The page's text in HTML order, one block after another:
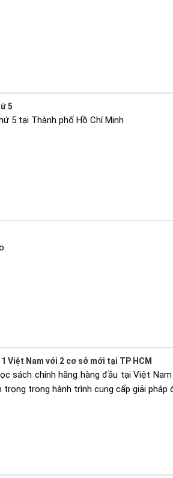
5
5 tại Thành phố Hồ Chí Minh
Việt Nam với 2 cơ sở mới tại TP HCM
sách chính hãng hàng đầu tại Việt
trong hành trình cung cấp giải